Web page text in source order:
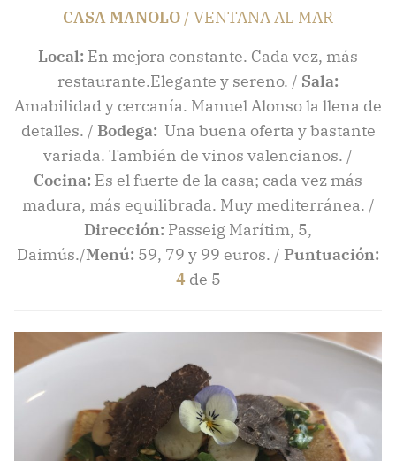
CASA MANOLO / VENTANA AL MAR
Local: En mejora constante. Cada vez, más
restaurante.Elegante y sereno. / Sala:
Amabilidad y cercanía. Manuel Alonso la llena de
detalles. / Bodega: Una buena oferta y bastante
variada. También de vinos valencianos. /
Cocina: Es el fuerte de la casa; cada vez más
madura, más equilibrada. Muy mediterránea. /
Dirección: Passeig Marítim, 5,
Daimús./Menú: 59, 79 y 99 euros. / Puntuación:
4 de 5